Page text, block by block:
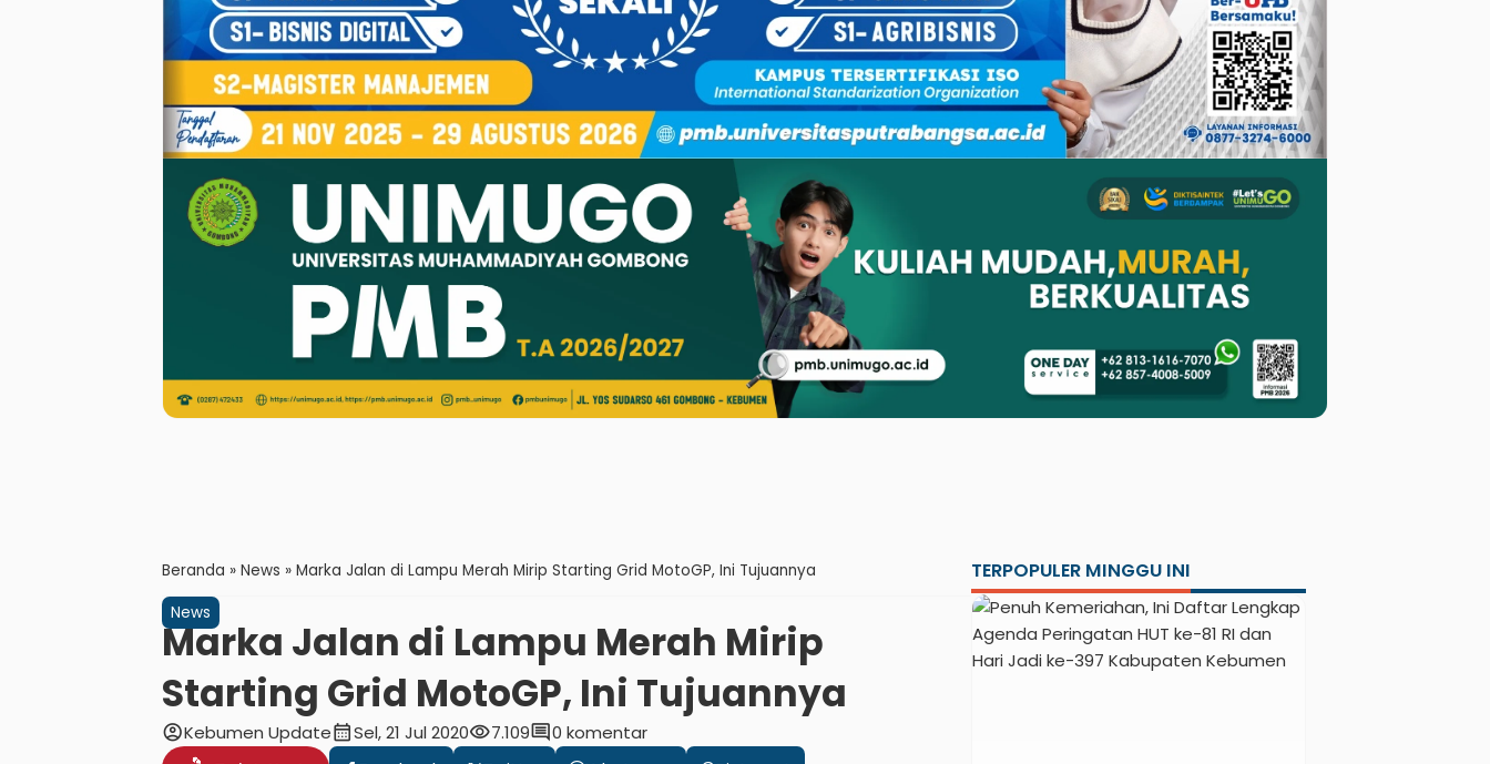
Beranda » News » Marka Jalan di Lampu Merah Mirip Starting Grid MotoGP, Ini Tujuannya
News
Marka Jalan di Lampu Merah Mirip
Starting Grid MotoGP, Ini Tujuannya
account_circleKebumen Updatecalendar_monthSel, 21 Jul 2020visibility7.109comment0 komentar
TERPOPULER MINGGU INI